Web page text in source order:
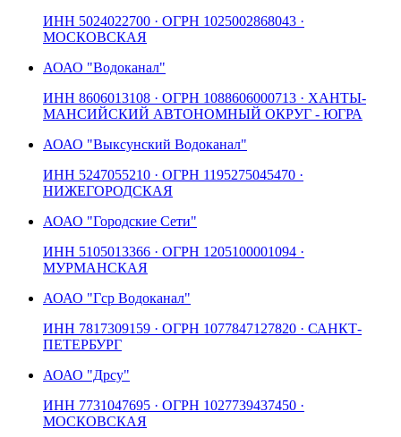
ИНН 5024022700 · ОГРН 1025002868043 ·
МОСКОВСКАЯ
АОАО "Водоканал"
ИНН 8606013108 · ОГРН 1088606000713 · ХАНТЫ-
МАНСИЙСКИЙ АВТОНОМНЫЙ ОКРУГ - ЮГРА
АОАО "Выксунский Водоканал"
ИНН 5247055210 · ОГРН 1195275045470 ·
НИЖЕГОРОДСКАЯ
АОАО "Городские Сети"
ИНН 5105013366 · ОГРН 1205100001094 ·
МУРМАНСКАЯ
АОАО "Гср Водоканал"
ИНН 7817309159 · ОГРН 1077847127820 · САНКТ-
ПЕТЕРБУРГ
АОАО "Дрсу"
ИНН 7731047695 · ОГРН 1027739437450 ·
МОСКОВСКАЯ